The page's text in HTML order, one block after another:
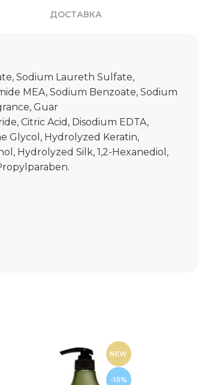
ДОСТАВКА
Sodium Laureth Sulfate,
MEA, Sodium Benzoate, Sodium
Guar
Citric Acid, Disodium EDTA,
Glycol, Hydrolyzed Keratin,
Hydrolyzed Silk, 1,2-Hexanediol,
NEW
-15%